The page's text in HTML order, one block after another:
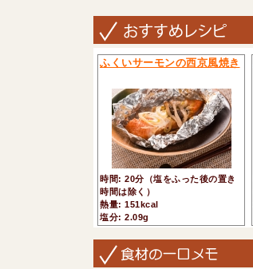
ふくいサーモンの西京風焼き
時間: 20分（塩をふった後の置き
時間は除く）
熱量: 151kcal
塩分: 2.09g